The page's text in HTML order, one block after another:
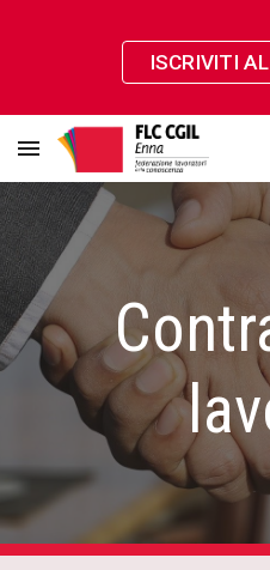
Skip to main content
ISCRIVITI